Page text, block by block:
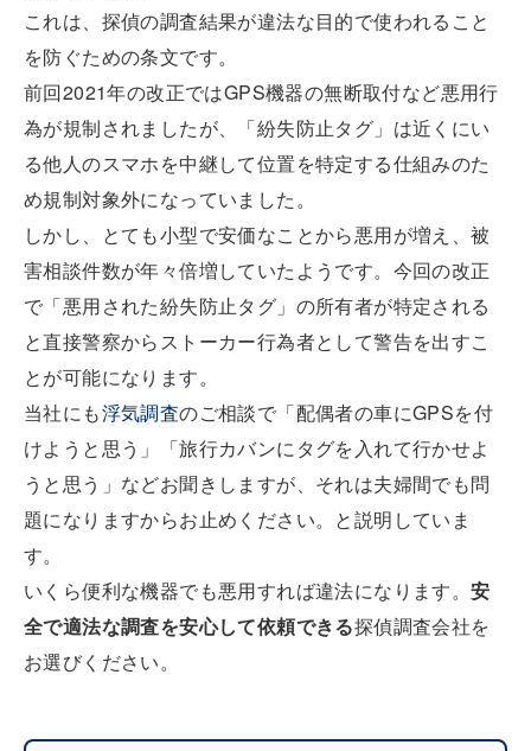
これは、探偵の調査結果が違法な目的で使われること
を防ぐための条文です。
前回2021年の改正ではGPS機器の無断取付など悪用行
為が規制されましたが、「紛失防止タグ」は近くにい
る他人のスマホを中継して位置を特定する仕組みのた
め規制対象外になっていました。
しかし、とても小型で安価なことから悪用が増え、被
害相談件数が年々倍増していたようです。今回の改正
で「悪用された紛失防止タグ」の所有者が特定される
と直接警察からストーカー行為者として警告を出すこ
とが可能になります。
当社にも浮気調査のご相談で「配偶者の車にGPSを付
けようと思う」「旅行カバンにタグを入れて行かせよ
うと思う」などお聞きしますが、それは夫婦間でも問
題になりますからお止めください。と説明していま
す。
いくら便利な機器でも悪用すれば違法になります。安
全で適法な調査を安心して依頼できる探偵調査会社を
お選びください。